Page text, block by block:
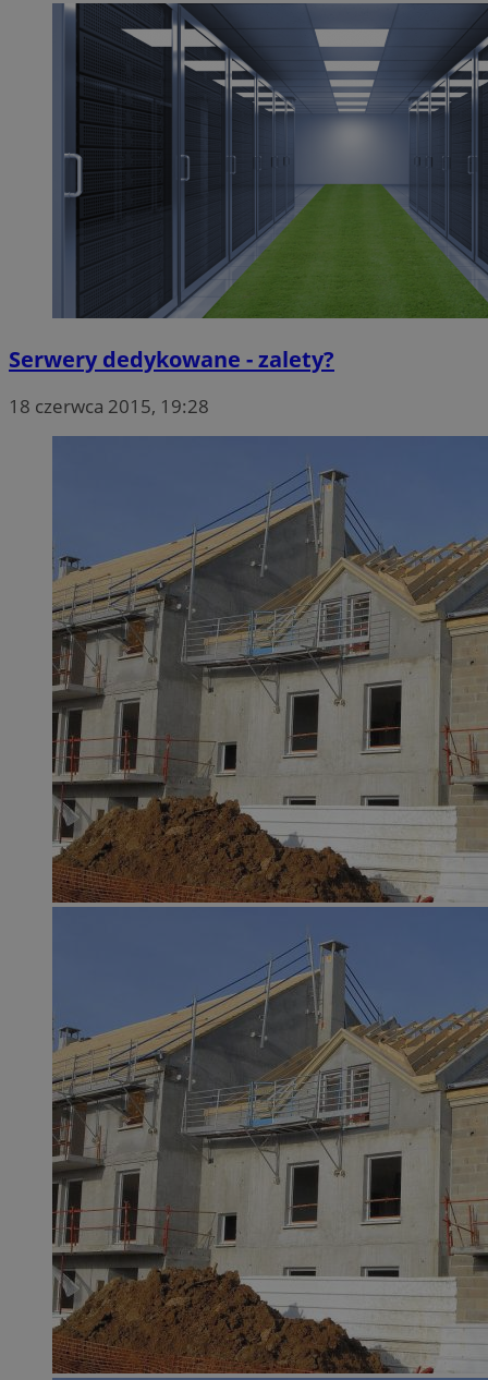
Serwery dedykowane - zalety?
18 czerwca 2015, 19:28